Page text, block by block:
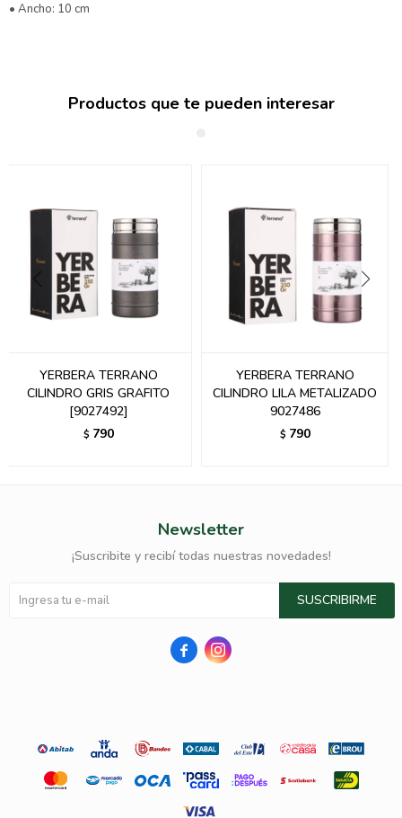
• Ancho: 10 cm
Productos que te pueden interesar
YERBERA TERRANO
CILINDRO GRIS GRAFITO
[9027492]
$ 790
YERBERA TERRANO
CILINDRO LILA METALIZADO
9027486
$ 790
Newsletter
¡Suscribite y recibí todas nuestras novedades!
SUSCRIBIRME
 